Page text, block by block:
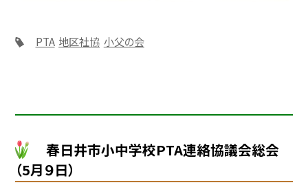
PTA 地区社協 小父の会
春日井市小中学校PTA連絡協議会総会
（5月９日）